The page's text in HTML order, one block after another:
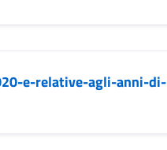
e-relative-agli-anni-di-